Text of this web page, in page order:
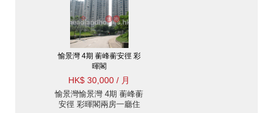
愉景灣 4期 蘅峰蘅安徑 彩
暉閣
HK$ 30,000 / 月
愉景灣愉景灣 4期 蘅峰蘅
安徑 彩暉閣兩房一廳住